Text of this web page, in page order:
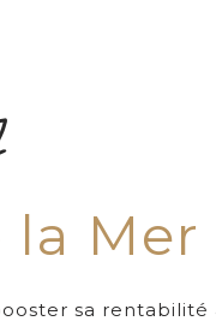
la Mer
sa rentabilité